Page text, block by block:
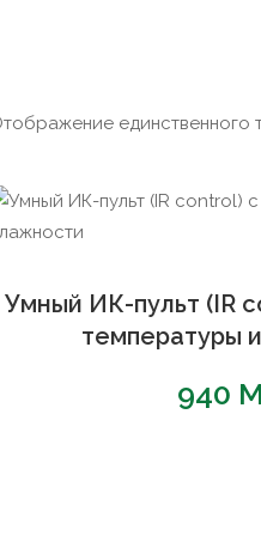
единственного
Умный ИК-пульт (IR
температуры
940